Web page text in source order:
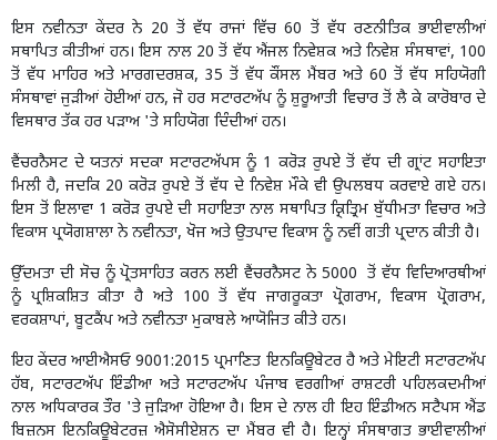
ਇਸ ਨਵੀਨਤਾ ਕੇਂਦਰ ਨੇ 20 ਤੋਂ ਵੱਧ ਰਾਜਾਂ ਵਿੱਚ 60 ਤੋਂ ਵੱਧ ਰਣਨੀਤਿਕ ਭਾਈਵਾਲੀਆਂ
ਸਥਾਪਿਤ ਕੀਤੀਆਂ ਹਨ। ਇਸ ਨਾਲ 20 ਤੋਂ ਵੱਧ ਐਂਜਲ ਨਿਵੇਸ਼ਕ ਅਤੇ ਨਿਵੇਸ਼ ਸੰਸਥਾਵਾਂ, 100
ਤੋਂ ਵੱਧ ਮਾਹਿਰ ਅਤੇ ਮਾਰਗਦਰਸ਼ਕ, 35 ਤੋਂ ਵੱਧ ਕੌਂਸਲ ਮੈਂਬਰ ਅਤੇ 60 ਤੋਂ ਵੱਧ ਸਹਿਯੋਗੀ
ਸੰਸਥਾਵਾਂ ਜੁੜੀਆਂ ਹੋਈਆਂ ਹਨ, ਜੋ ਹਰ ਸਟਾਰਟਅੱਪ ਨੂੰ ਸ਼ੁਰੂਆਤੀ ਵਿਚਾਰ ਤੋਂ ਲੈ ਕੇ ਕਾਰੋਬਾਰ ਦੇ
ਵਿਸਥਾਰ ਤੱਕ ਹਰ ਪੜਾਅ 'ਤੇ ਸਹਿਯੋਗ ਦਿੰਦੀਆਂ ਹਨ।
ਵੈਂਚਰਨੈਸਟ ਦੇ ਯਤਨਾਂ ਸਦਕਾ ਸਟਾਰਟਅੱਪਸ ਨੂੰ 1 ਕਰੋੜ ਰੁਪਏ ਤੋਂ ਵੱਧ ਦੀ ਗ੍ਰਾਂਟ ਸਹਾਇਤਾ
ਮਿਲੀ ਹੈ, ਜਦਕਿ 20 ਕਰੋੜ ਰੁਪਏ ਤੋਂ ਵੱਧ ਦੇ ਨਿਵੇਸ਼ ਮੌਕੇ ਵੀ ਉਪਲਬਧ ਕਰਵਾਏ ਗਏ ਹਨ।
ਇਸ ਤੋਂ ਇਲਾਵਾ 1 ਕਰੋੜ ਰੁਪਏ ਦੀ ਸਹਾਇਤਾ ਨਾਲ ਸਥਾਪਿਤ ਕ੍ਰਿਤ੍ਰਿਮ ਬੁੱਧੀਮਤਾ ਵਿਚਾਰ ਅਤੇ
ਵਿਕਾਸ ਪ੍ਰਯੋਗਸ਼ਾਲਾ ਨੇ ਨਵੀਨਤਾ, ਖੋਜ ਅਤੇ ਉਤਪਾਦ ਵਿਕਾਸ ਨੂੰ ਨਵੀਂ ਗਤੀ ਪ੍ਰਦਾਨ ਕੀਤੀ ਹੈ।
ਉੱਦਮਤਾ ਦੀ ਸੋਚ ਨੂੰ ਪ੍ਰੋਤਸਾਹਿਤ ਕਰਨ ਲਈ ਵੈਂਚਰਨੈਸਟ ਨੇ 5000 ਤੋਂ ਵੱਧ ਵਿਦਿਆਰਥੀਆਂ
ਨੂੰ ਪ੍ਰਸ਼ਿਕਸ਼ਿਤ ਕੀਤਾ ਹੈ ਅਤੇ 100 ਤੋਂ ਵੱਧ ਜਾਗਰੂਕਤਾ ਪ੍ਰੋਗਰਾਮ, ਵਿਕਾਸ ਪ੍ਰੋਗਰਾਮ,
ਵਰਕਸ਼ਾਪਾਂ, ਬੂਟਕੈਂਪ ਅਤੇ ਨਵੀਨਤਾ ਮੁਕਾਬਲੇ ਆਯੋਜਿਤ ਕੀਤੇ ਹਨ।
ਇਹ ਕੇਂਦਰ ਆਈਐਸਓ 9001:2015 ਪ੍ਰਮਾਣਿਤ ਇਨਕਿਊਬੇਟਰ ਹੈ ਅਤੇ ਮੇਇਟੀ ਸਟਾਰਟਅੱਪ
ਹੱਬ, ਸਟਾਰਟਅੱਪ ਇੰਡੀਆ ਅਤੇ ਸਟਾਰਟਅੱਪ ਪੰਜਾਬ ਵਰਗੀਆਂ ਰਾਸ਼ਟਰੀ ਪਹਿਲਕਦਮੀਆਂ
ਨਾਲ ਅਧਿਕਾਰਕ ਤੌਰ 'ਤੇ ਜੁੜਿਆ ਹੋਇਆ ਹੈ। ਇਸ ਦੇ ਨਾਲ ਹੀ ਇਹ ਇੰਡੀਅਨ ਸਟੈਪਸ ਐਂਡ
ਬਿਜ਼ਨਸ ਇਨਕਿਊਬੇਟਰਜ਼ ਐਸੋਸੀਏਸ਼ਨ ਦਾ ਮੈਂਬਰ ਵੀ ਹੈ। ਇਨ੍ਹਾਂ ਸੰਸਥਾਗਤ ਭਾਈਵਾਲੀਆਂ